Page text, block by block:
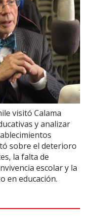
visitó Calama
y analizar
sobre el deterioro
la falta de
escolar y la
en educación.